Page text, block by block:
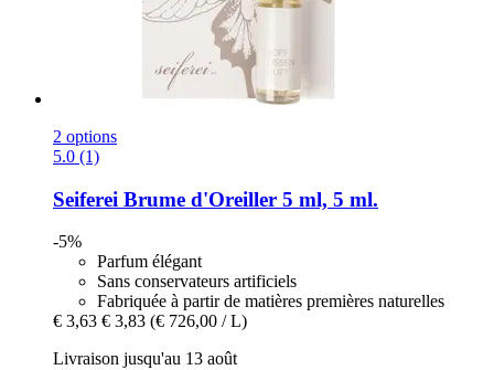
2 options
5.0 (1)
Seiferei Brume d'Oreiller 5 ml, 5 ml.
-5%
Parfum élégant
Sans conservateurs artificiels
Fabriquée à partir de matières premières naturelles
€ 3,63 € 3,83 (€ 726,00 / L)
Livraison jusqu'au 13 août